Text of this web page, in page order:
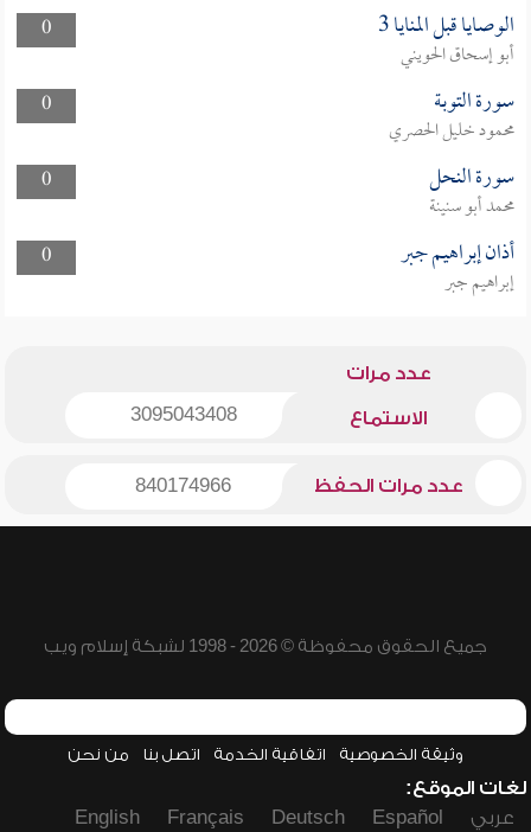
0
الوصايا قبل المنايا 3
أبو إسحاق الحويني
0
سورة التوبة
محمود خليل الحصري
0
سورة النحل
محمد أبو سنينة
0
أذان إبراهيم جبر
إبراهيم جبر
عدد مرات
الاستماع 3095043408
عدد مرات الحفظ 840174966
جميع الحقوق محفوظة © 2026 - 1998 لشبكة إسلام ويب
وثيقة الخصوصية اتفاقية الخدمة اتصل بنا من نحن
لغات الموقع:
عربي
Español
Deutsch
Français
English